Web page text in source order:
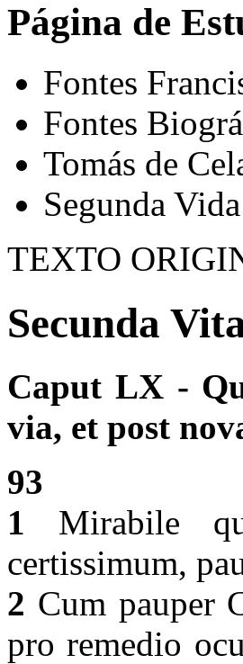
Página de
Fontes
Fontes
Tomás de
Segunda
TEXTO
Secunda
Caput LX -
via, et post
93
1 Mirabile
certissimum,
2 Cum pauper
pro remedio